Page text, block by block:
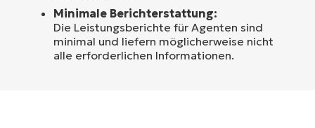
Minimale Berichterstattung:
Die Leistungsberichte für Agenten sind
minimal und liefern möglicherweise nicht
alle erforderlichen Informationen.